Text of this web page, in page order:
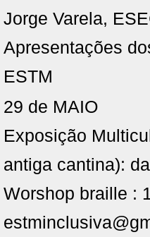
Jorge Varela,
Apresentações
ESTM
29 de MAIO
Exposição
antiga cantina):
Worshop braille :